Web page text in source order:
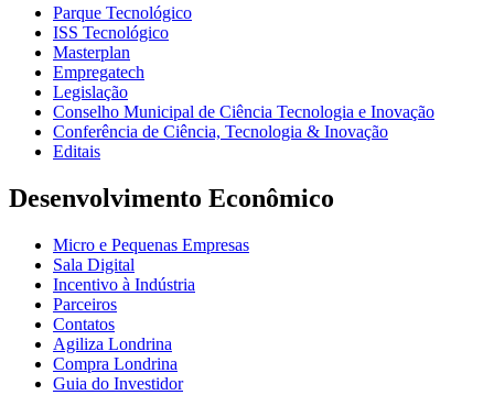
Parque Tecnológico
ISS Tecnológico
Masterplan
Empregatech
Legislação
Conselho Municipal de Ciência Tecnologia e Inovação
Conferência de Ciência, Tecnologia & Inovação
Editais
Desenvolvimento Econômico
Micro e Pequenas Empresas
Sala Digital
Incentivo à Indústria
Parceiros
Contatos
Agiliza Londrina
Compra Londrina
Guia do Investidor